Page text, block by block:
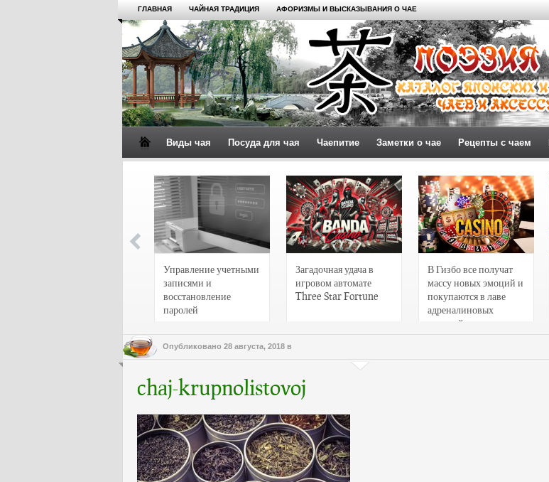
ГЛАВНАЯ ЧАЙНАЯ ТРАДИЦИЯ АФОРИЗМЫ И ВЫСКАЗЫВАНИЯ О ЧАЕ
Виды чая Посуда для чая Чаепитие Заметки о чае Рецепты с чаем
Управление учетными
записями и
восстановление
паролей
Загадочная удача в
игровом автомате
Three Star Fortune
В Гизбо все получат
массу новых эмоций и
покупаются в лаве
адреналиновых
страстей
Опубликовано 28 августа, 2018 в
chaj-krupnolistovoj